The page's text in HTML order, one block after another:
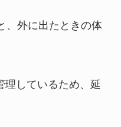
、外に出たときの体
理しているため、延